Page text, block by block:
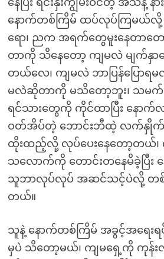
နေပြီး ရင်းနှီးကျွမ်းဝင်တဲ့ အသံနဲ့
နောက်တစ်ကြိမ် ထပ်လုပ်ကြမယ်လို့
ရော၊ ညက အရက်တွေမူးနေတာတ
တာကို သိနေတော့ ကျမလဲ မျက်နှာတွ
တယ်လေ၊ ကျမလဲ ဘာပြန်ပြောရ
မလဲဆိုတာကို မသိတော့ဘူး၊ သ
ရင်သားတွေကို ကိုင်ထာပြီး နေ
ဝတ်အိပ်တဲ့ ဘောင်းဘီထဲ့ လက်နှိုက်
ထိုးထည့်လို့ လုပ်ပေးနေတော့တယ်
သလောက်ကို တောင်းတနေမိခဲ့ပြီး
သူဘာလုပ်လုပ် အဆင်သင့်ပဲလို့ တစ်
တယ်။
သူနဲ့ နောက်တစ်ကြိမ် အခွင့်အရေး
မှပဲ သိတော့မယ်၊ ကျမရှေ့ကို ကုန်းလို